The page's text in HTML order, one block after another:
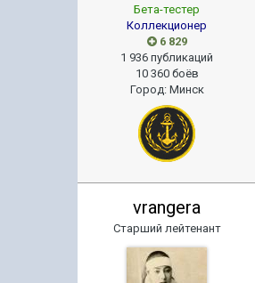
Бета-тестер
Коллекционер
6 829
1 936 публикаций
10 360 боёв
Город: Минск
vrangera
Старший лейтенант